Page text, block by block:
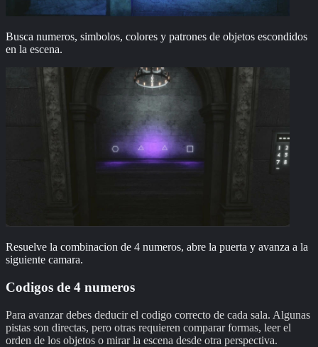
Busca numeros, simbolos, colores y patrones de objetos escondidos
en la escena.
Resuelve la combinacion de 4 numeros, abre la puerta y avanza a la
siguiente camara.
Codigos de 4 numeros
Para avanzar debes deducir el codigo correcto de cada sala. Algunas
pistas son directas, pero otras requieren comparar formas, leer el
orden de los objetos o mirar la escena desde otra perspectiva.